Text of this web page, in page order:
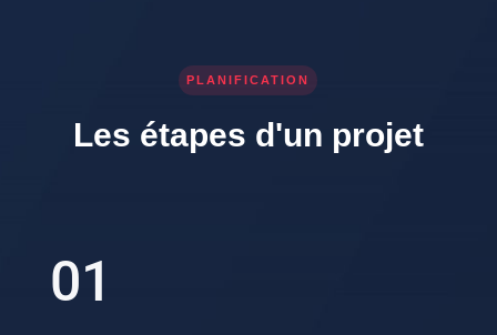
PLANIFICATION
Les étapes d'un projet
01